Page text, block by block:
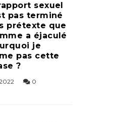
sexuel
pas terminé
prétexte que
a éjaculé
je
pas cette
?
0